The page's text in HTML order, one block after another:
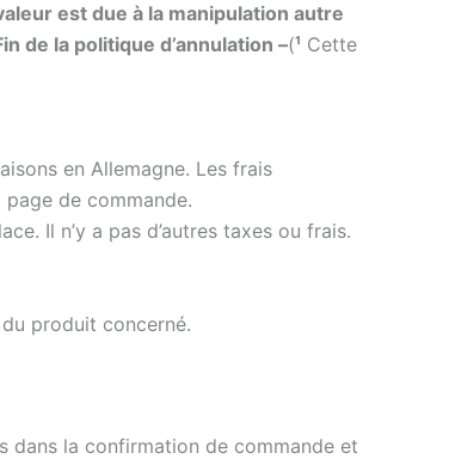
est due à la manipulation autre
de la politique d’annulation –(¹ Cette
en Allemagne. Les frais
de commande.
Il n’y a pas d’autres taxes ou frais.
produit concerné.
dans la confirmation de commande et